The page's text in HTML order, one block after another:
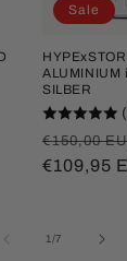
Sale
ALUMINIUM
SILBER
Normaler
Preis
€150,00
€109,95
1 /von
7